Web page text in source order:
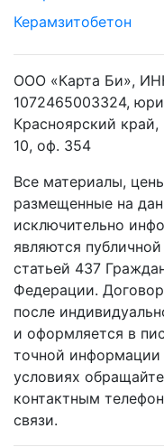
Керамзитобетон
ООО «Карта Би»,
1072465003324,
Красноярский край,
10, оф. 354
Все материалы,
размещенные на
исключительно
являются
статьей 437
Федерации.
после
и оформляется в
точной
условиях
контактным
связи.